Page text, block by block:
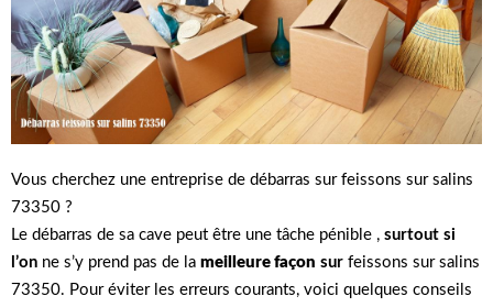
Vous cherchez une entreprise de débarras sur feissons sur salins
73350 ?
Le débarras de sa cave peut être une tâche pénible , surtout si
l’on ne s’y prend pas de la meilleure façon sur feissons sur salins
73350. Pour éviter les erreurs courants, voici quelques conseils